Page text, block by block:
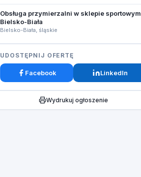
Obsługa przymierzalni w sklepie sportowym
Bielsko-Biała
Bielsko-Biała, śląskie
UDOSTĘPNIJ OFERTĘ
Facebook LinkedIn
Wydrukuj ogłoszenie